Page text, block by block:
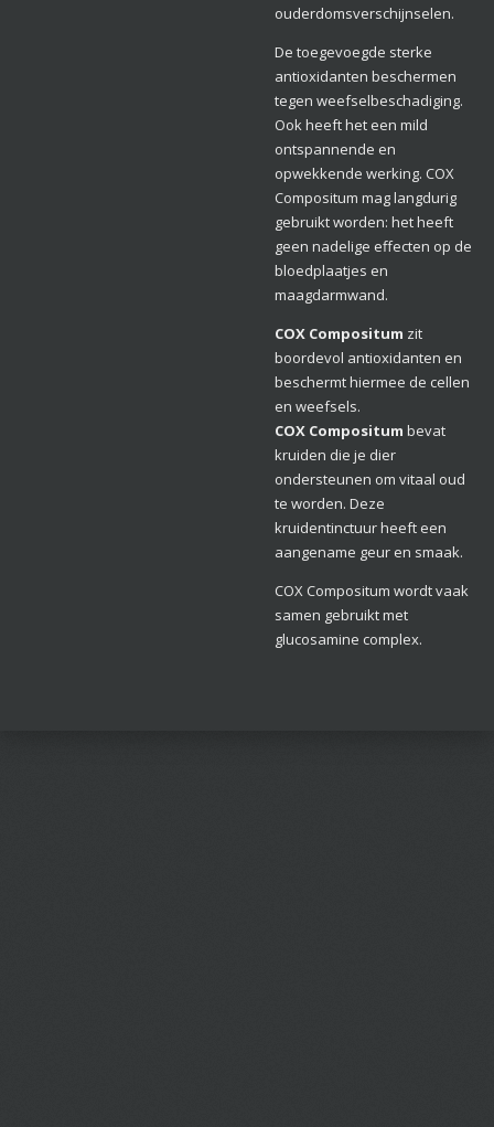
ouderdomsverschijnselen.
De toegevoegde sterke
antioxidanten beschermen
tegen weefselbeschadiging.
Ook heeft het een mild
ontspannende en
opwekkende werking. COX
Compositum mag langdurig
gebruikt worden: het heeft
geen nadelige effecten op de
bloedplaatjes en
maagdarmwand.
COX Compositum zit
boordevol antioxidanten en
beschermt hiermee de cellen
en weefsels.
COX Compositum bevat
kruiden die je dier
ondersteunen om vitaal oud
te worden. Deze
kruidentinctuur heeft een
aangename geur en smaak.
COX Compositum wordt vaak
samen gebruikt met
glucosamine complex.